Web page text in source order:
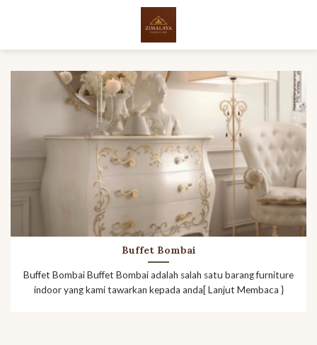
Buffet Bombai
Buffet Bombai Buffet Bombai adalah salah satu barang furniture
indoor yang kami tawarkan kepada anda[ Lanjut Membaca }